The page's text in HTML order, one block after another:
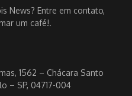
News? Entre em contato,
um café!.
1562 – Chácara Santo
– SP, 04717-004